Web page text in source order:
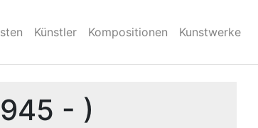
Künstler Kompositionen Kunstwerke
- )